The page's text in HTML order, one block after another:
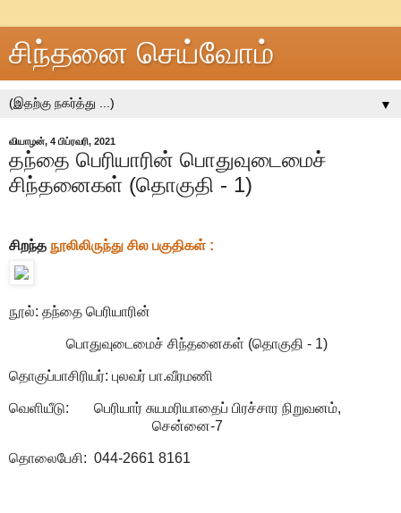
சிந்தனை செய்வோம்
▼
வியாழன், 4 பிப்ரவரி, 2021
தந்தை பெரியாரின் பொதுவுடைமைச்
சிந்தனைகள் (தொகுதி - 1)
சிறந்த நூலிலிருந்து சில பகுதிகள் :
நூல்: தந்தை பெரியாரின்
பொதுவுடைமைச் சிந்தனைகள் (தொகுதி - 1)
தொகுப்பாசிரியர்: புலவர் பா.வீரமணி
வெளியீடு: பெரியார் சுயமரியாதைப் பிரச்சார நிறுவனம்,
சென்னை-7
தொலைபேசி: 044-2661 8161